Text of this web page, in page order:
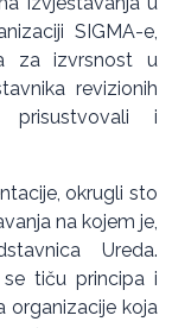
SIGMA-e,
za izvrsnost u
revizionih
prisustvovali i
okrugli sto
na kojem je,
Ureda.
tiču principa i
organizacije koja